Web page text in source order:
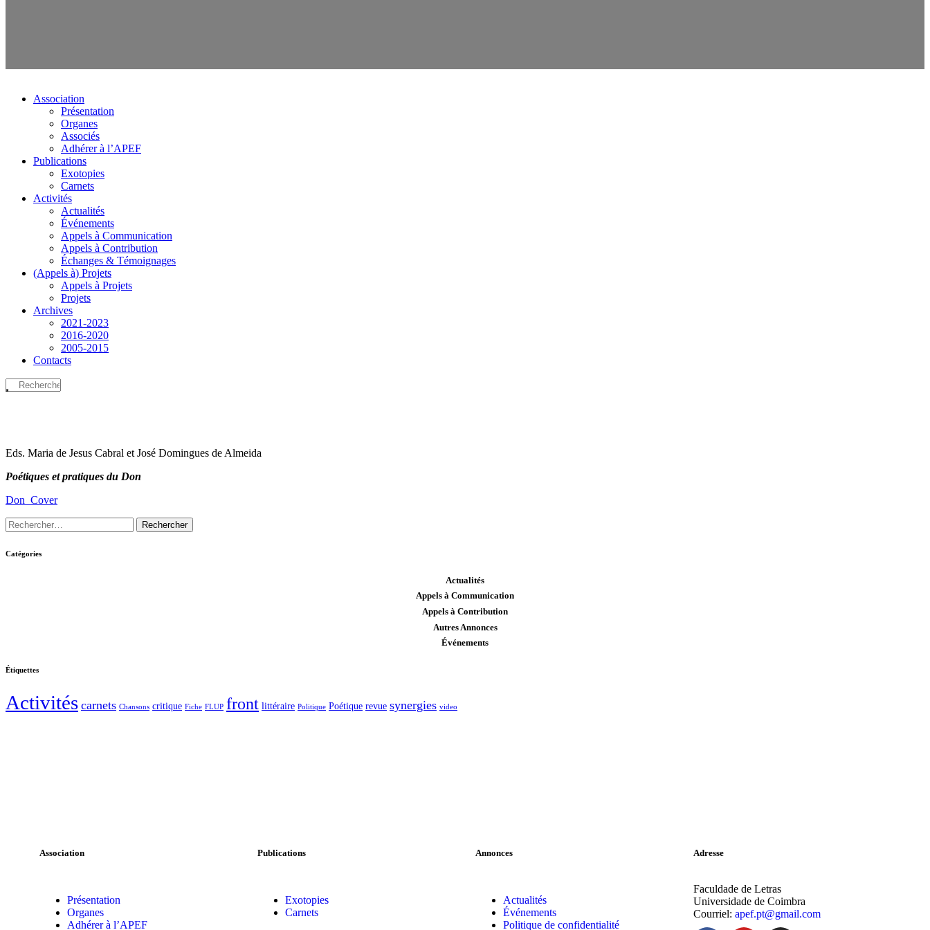
Association
Présentation
Organes
Associés
Adhérer à l’APEF
Publications
Exotopies
Carnets
Activités
Actualités
Événements
Appels à Communication
Appels à Contribution
Échanges & Témoignages
(Appels à) Projets
Appels à Projets
Projets
Archives
2021-2023
2016-2020
2005-2015
Contacts
Eds. Maria de Jesus Cabral et José Domingues de Almeida
Poétiques et pratiques du Don
Don_Cover
Catégories
Actualités
Appels à Communication
Appels à Contribution
Autres Annonces
Événements
Étiquettes
Activités carnets Chansons critique Fiche FLUP front littéraire Politique Poétique revue synergies video
Association
Présentation
Organes
Adhérer à l’APEF
Publications
Exotopies
Carnets
Annonces
Actualités
Événements
Politique de confidentialité
Adresse
Faculdade de Letras
Universidade de Coimbra
Courriel: apef.pt@gmail.com